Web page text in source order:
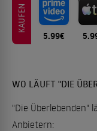
KAUFEN
5.99€
WO LÄUFT "DIE
"Die Überlebenden"
Anbietern: